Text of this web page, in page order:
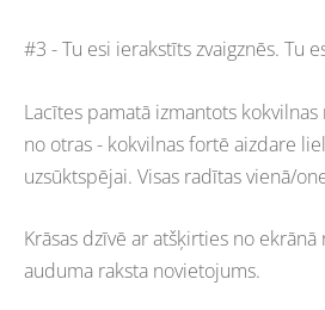
#3 - Tu esi ierakstīts zvaigznēs. Tu
Lacītes pamatā izmantots
no otras - kokvilnas fortē aizdare
uzsūktspējai. Visas radītas vienā/
Krāsas dzīvē ar atšķirties no
auduma raksta novietojums.